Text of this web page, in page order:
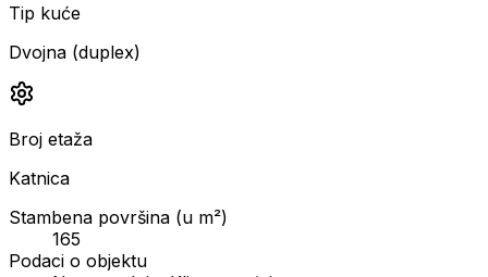
Tip kuće
Dvojna (duplex)
Broj etaža
Katnica
Stambena površina (u m²)
165
Podaci o objektu